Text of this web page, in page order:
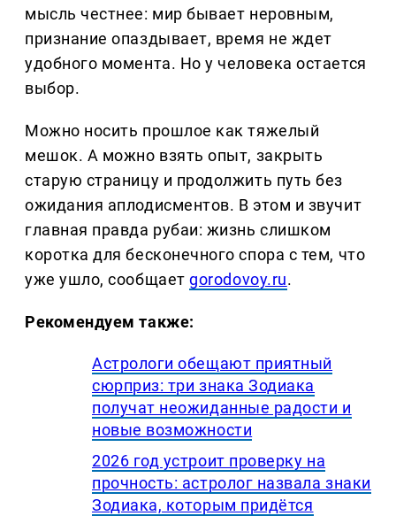
мысль честнее: мир бывает неровным,
признание опаздывает, время не ждет
удобного момента. Но у человека остается
выбор.
Можно носить прошлое как тяжелый
мешок. А можно взять опыт, закрыть
старую страницу и продолжить путь без
ожидания аплодисментов. В этом и звучит
главная правда рубаи: жизнь слишком
коротка для бесконечного спора с тем, что
уже ушло, сообщаетgorodovoy.ru.
Рекомендуем также:
Астрологи обещают приятный
сюрприз: три знака Зодиака
получат неожиданные радости и
новые возможности
2026 год устроит проверку на
прочность: астролог назвала знаки
Зодиака, которым придётся